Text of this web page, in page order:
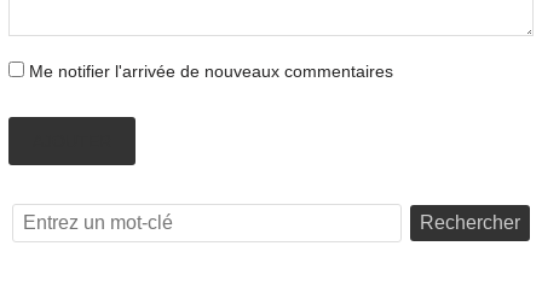
Me notifier l'arrivée de nouveaux commentaires
Rechercher